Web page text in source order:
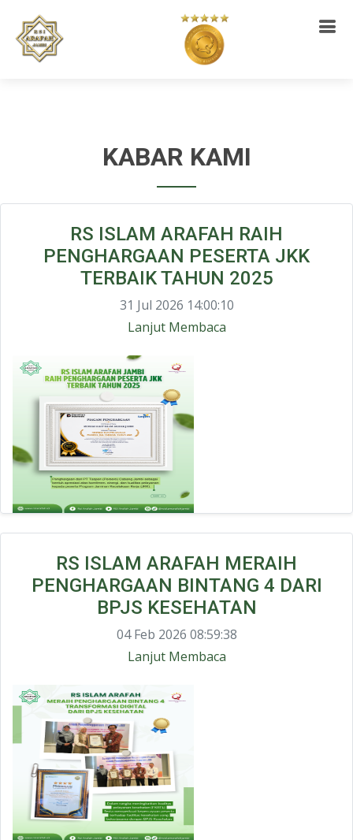
KABAR KAMI
RS ISLAM ARAFAH RAIH
PENGHARGAAN PESERTA JKK
TERBAIK TAHUN 2025
31 Jul 2026 14:00:10
Lanjut Membaca
RS ISLAM ARAFAH MERAIH
PENGHARGAAN BINTANG 4 DARI
BPJS KESEHATAN
04 Feb 2026 08:59:38
Lanjut Membaca